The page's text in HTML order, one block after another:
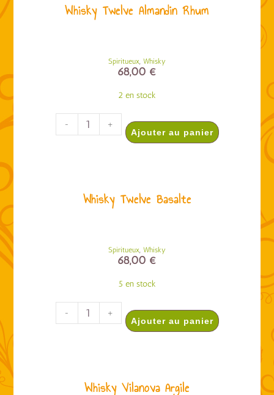
Whisky Twelve Almandin Rhum
Spiritueux, Whisky
68,00 €
2 en stock
- +
Ajouter au panier
Whisky Twelve Basalte
Spiritueux, Whisky
68,00 €
5 en stock
- +
Ajouter au panier
Whisky Vilanova Argile